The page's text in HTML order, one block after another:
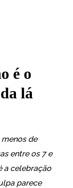
é o
lá
menos de
entre os 7 e
a celebração
parece